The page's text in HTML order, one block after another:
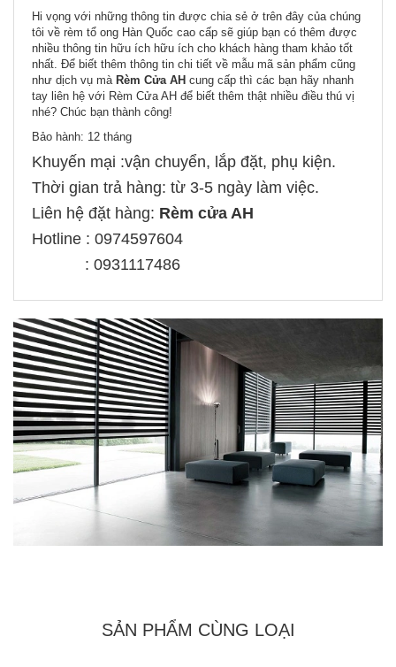
Hi vọng với những thông tin được chia sẻ ở trên đây của chúng
tôi về rèm tổ ong Hàn Quốc cao cấp sẽ giúp bạn có thêm được
nhiều thông tin hữu ích hữu ích cho khách hàng tham khảo tốt
nhất. Để biết thêm thông tin chi tiết về mẫu mã sản phẩm cũng
như dịch vụ mà Rèm Cửa AH cung cấp thì các bạn hãy nhanh
tay liên hệ với Rèm Cửa AH để biết thêm thật nhiều điều thú vị
nhé? Chúc bạn thành công!
Bảo hành: 12 tháng
Khuyến mại :vận chuyển, lắp đặt, phụ kiện.
Thời gian trả hàng: từ 3-5 ngày làm việc.
Liên hệ đặt hàng: Rèm cửa AH
Hotline : 0974597604
: 0931117486
SẢN PHẨM CÙNG LOẠI